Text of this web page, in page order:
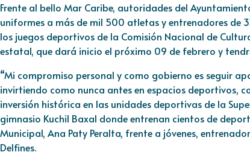
Frente al bello Mar Caribe, autoridades del
uniformes a más de mil 500 atletas y entrenadores de
los juegos deportivos de la Comisión Nacional de
estatal, que dará inicio el próximo 09 de febrero y
“Mi compromiso personal y como gobierno es seguir
invirtiendo como nunca antes en espacios deportivos,
inversión histórica en las unidades deportivas de la
gimnasio Kuchil Baxal donde entrenan cientos de
Municipal, Ana Paty Peralta, frente a jóvenes,
Delfines.